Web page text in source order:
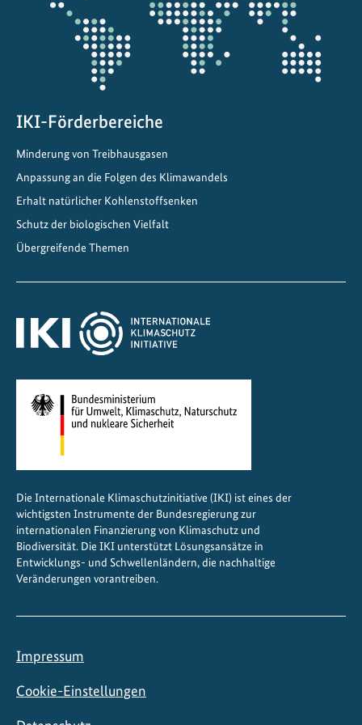
r
e
n
IKI-Förderbereiche
Minderung von Treibhausgasen
Anpassung an die Folgen des Klimawandels
Erhalt natürlicher Kohlenstoffsenken
Schutz der biologischen Vielfalt
Übergreifende Themen
Die Internationale Klimaschutzinitiative (IKI) ist eines der
wichtigsten Instrumente der Bundesregierung zur
internationalen Finanzierung von Klimaschutz und
Biodiversität. Die IKI unterstützt Lösungsansätze in
Entwicklungs- und Schwellenländern, die nachhaltige
Veränderungen vorantreiben.
Impressum
Cookie-Einstellungen